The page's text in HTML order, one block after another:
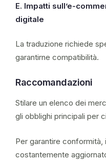
E. Impatti sull’e-
digitale
La traduzione richiede
garantirne compatibilità.
Raccomandazioni
Stilare un elenco dei
gli obblighi principali per
Per garantire
costantemente